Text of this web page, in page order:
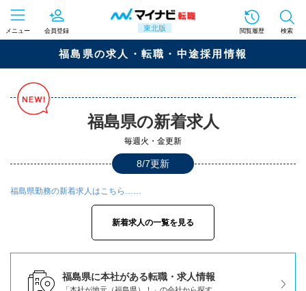
東北版
メニュー 会員登録 閲覧履歴 検索
福島県の求人・転職・中途採用情報
福島県の新着求人
毎週火・金更新
8/7更新
福島県勤務の新着求人はこちら……
新着求人の一覧を見る
福島県に本社がある転職・求人情報